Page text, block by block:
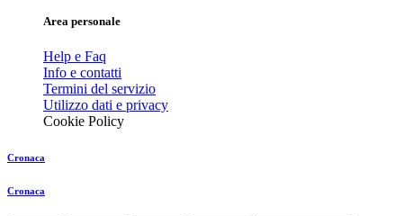
Area personale
Help e Faq
Info e contatti
Termini del servizio
Utilizzo dati e privacy
Cookie Policy
Cronaca
Cronaca